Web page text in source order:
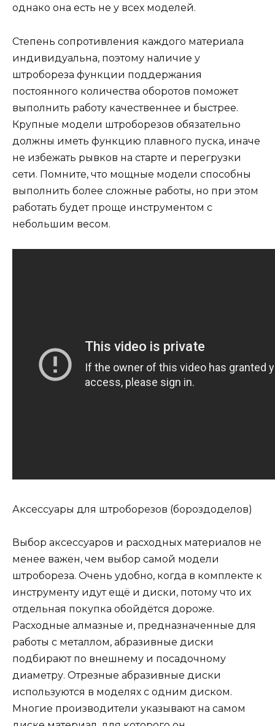
однако она есть не у всех моделей.
Степень сопротивления каждого материала
индивидуальна, поэтому наличие у
штробореза функции поддержания
постоянного количества оборотов поможет
выполнить работу качественнее и быстрее.
Крупные модели штроборезов обязательно
должны иметь функцию плавного пуска, иначе
не избежать рывков на старте и перегрузки
сети. Помните, что мощные модели способны
выполнить более сложные работы, но при этом
работать будет проще инструментом с
небольшим весом.
Аксессуары для штроборезов (бороздоделов)
Выбор аксессуаров и расходных материалов не
менее важен, чем выбор самой модели
штробореза. Очень удобно, когда в комплекте к
инструменту идут ещё и диски, потому что их
отдельная покупка обойдётся дороже.
Расходные алмазные и, предназначенные для
работы с металлом, абразивные диски
подбирают по внешнему и посадочному
диаметру. Отрезные абразивные диски
используются в моделях с одним диском.
Многие производители указывают на самом